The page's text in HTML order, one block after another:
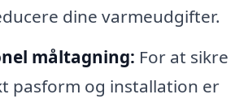
dine varmeudgifter.
måltagning: For at sikre
pasform og installation er